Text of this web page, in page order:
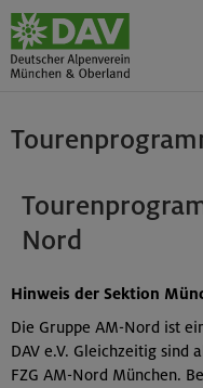
Nord
Hinweis der Sektion
Die Gruppe AM-Nord ist
DAV e.V. Gleichzeitig
FZG AM-Nord München.